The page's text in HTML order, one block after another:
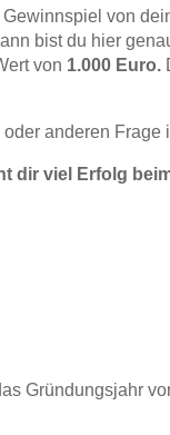
von
bist du hier
von 1.000 Euro.
anderen Frage
dir viel Erfolg
Gründungsjahr